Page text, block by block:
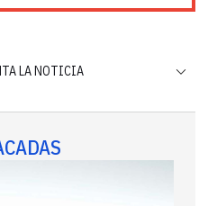
LA NOTICIA